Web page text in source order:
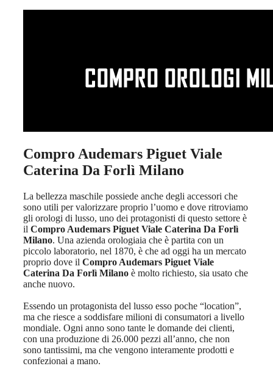
Compro Audemars Piguet Viale
Caterina Da Forlì Milano
La bellezza maschile possiede anche degli accessori che
sono utili per valorizzare proprio l’uomo e dove ritroviamo
gli orologi di lusso, uno dei protagonisti di questo settore è
il Compro Audemars Piguet Viale Caterina Da Forlì
Milano. Una azienda orologiaia che è partita con un
piccolo laboratorio, nel 1870, è che ad oggi ha un mercato
proprio dove il Compro Audemars Piguet Viale
Caterina Da Forlì Milano è molto richiesto, sia usato che
anche nuovo.
Essendo un protagonista del lusso esso poche “location”,
ma che riesce a soddisfare milioni di consumatori a livello
mondiale. Ogni anno sono tante le domande dei clienti,
con una produzione di 26.000 pezzi all’anno, che non
sono tantissimi, ma che vengono interamente prodotti e
confezionai a mano.